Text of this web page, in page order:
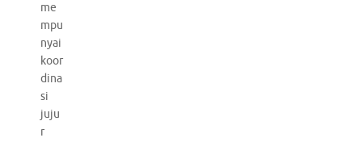
me
mpu
nyai
koor
dina
si
juju
r